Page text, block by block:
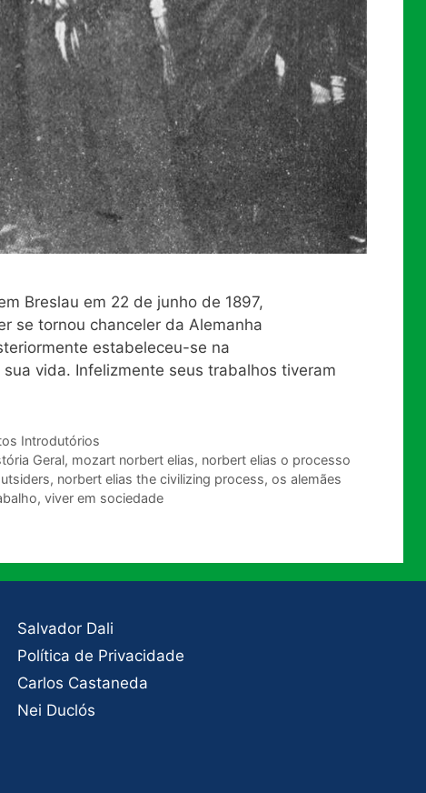
Breslau em 22 de junho de 1897,
se tornou chanceler da Alemanha
estabeleceu-se na
vida. Infelizmente seus trabalhos tiveram
Introdutórios
Geral, mozart norbert elias, norbert elias o processo
, norbert elias the civilizing process, os alemães
, viver em sociedade
Salvador Dali
Política de Privacidade
Carlos Castaneda
Nei Duclós